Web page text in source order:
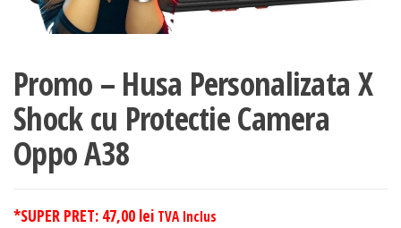
Promo – Husa Personalizata X
Shock cu Protectie Camera
Oppo A38
*SUPER PRET: 47,00 lei TVA Inclus